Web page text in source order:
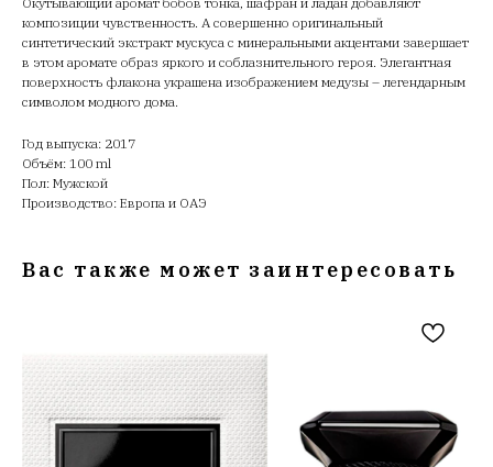
композиции чувственность. А совершенно оригинальный
синтетический экстракт мускуса с минеральными акцентами завершает
в этом аромате образ яркого и соблазнительного героя. Элегантная
поверхность флакона украшена изображением медузы – легендарным
символом модного дома.
Год выпуска: 2017
Объём: 100 ml
Пол: Мужской
Производство: Европа и ОАЭ
Вас также может заинтересовать